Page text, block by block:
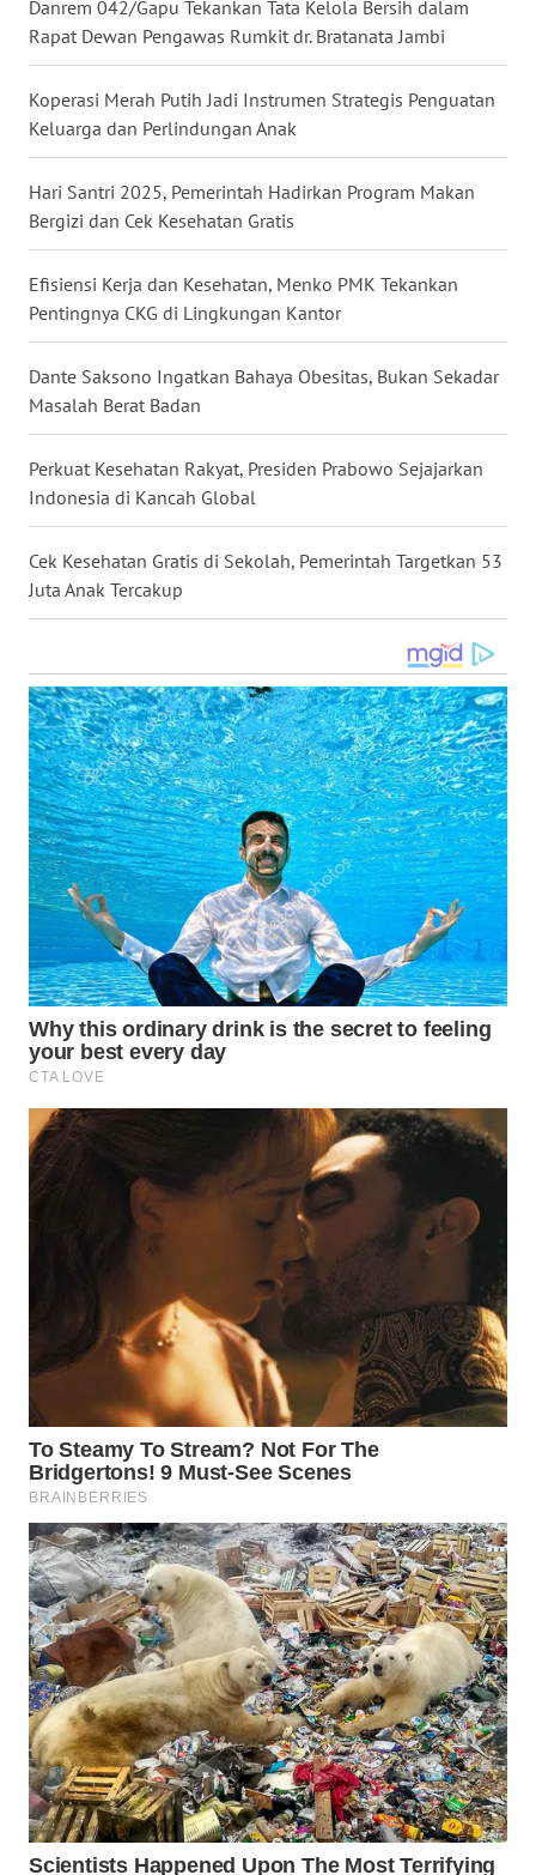
Danrem 042/Gapu Tekankan Tata Kelola Bersih dalam
Rapat Dewan Pengawas Rumkit dr. Bratanata Jambi
Koperasi Merah Putih Jadi Instrumen Strategis Penguatan
Keluarga dan Perlindungan Anak
Hari Santri 2025, Pemerintah Hadirkan Program Makan
Bergizi dan Cek Kesehatan Gratis
Efisiensi Kerja dan Kesehatan, Menko PMK Tekankan
Pentingnya CKG di Lingkungan Kantor
Dante Saksono Ingatkan Bahaya Obesitas, Bukan Sekadar
Masalah Berat Badan
Perkuat Kesehatan Rakyat, Presiden Prabowo Sejajarkan
Indonesia di Kancah Global
Cek Kesehatan Gratis di Sekolah, Pemerintah Targetkan 53
Juta Anak Tercakup
WN
BABEL
WN
WN
SUMSEL
BENGKULU
WN
LAMPUNG
WN
JATENG
WN
NUSANTARA
JOGJA
WN
JATIM
WN
BALI
WN
KALBAR
WN
KALTENG
KALTARA
WN
WN
GORONTALO
WN
SULUT
WN
MALUKU
WN
MALUT
WN
DAIRI